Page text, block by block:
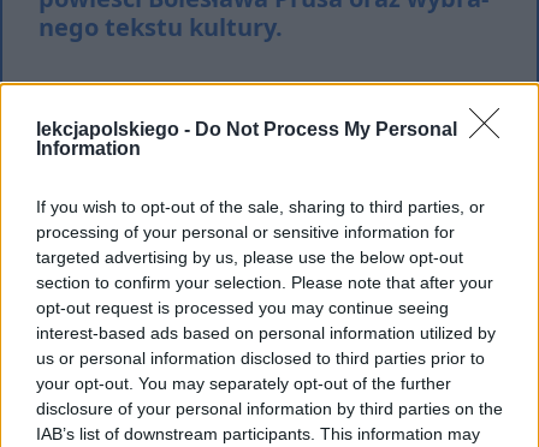
lekcjapolskiego - Do Not Process My Personal
Information
If you wish to opt-out of the sale, sharing to third parties, or
processing of your personal or sensitive information for
targeted advertising by us, please use the below opt-out
section to confirm your selection. Please note that after your
opt-out request is processed you may continue seeing
interest-based ads based on personal information utilized by
us or personal information disclosed to third parties prior to
your opt-out. You may separately opt-out of the further
disclosure of your personal information by third parties on the
IAB’s list of downstream participants. This information may
ne­go tek­stu kul­tu­ry.
Egzystencja człowieka bynajmniej nie jest
wolna od trudności. Najróżniejsze
jednostkę, prowadząc do jej
przygotowania na najróżniejsze
doświadczenia przyszłości. Aby sobie z
nimi poradzić trzeba mieć silny charakter.
Tagi
Bolesław Prus,Lalka,Stary człowiek i